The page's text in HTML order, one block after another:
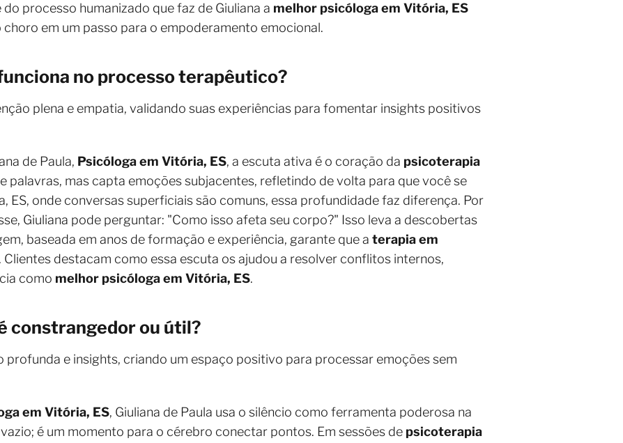
processo humanizado que faz de Giuliana a melhor psicóloga em Vitória, ES
em um passo para o empoderamento emocional.
no processo terapêutico?
plena e empatia, validando suas experiências para fomentar insights positivos
de Paula, Psicóloga em Vitória, ES, a escuta ativa é o coração da psicoterapia
palavras, mas capta emoções subjacentes, refletindo de volta para que você se
ES, onde conversas superficiais são comuns, essa profundidade faz diferença. Por
Giuliana pode perguntar: "Como isso afeta seu corpo?" Isso leva a descobertas
baseada em anos de formação e experiência, garante que a terapia em
Clientes destacam como essa escuta os ajudou a resolver conflitos internos,
como melhor psicóloga em Vitória, ES.
constrangedor ou útil?
profunda e insights, criando um espaço positivo para processar emoções sem
em Vitória, ES, Giuliana de Paula usa o silêncio como ferramenta poderosa na
vazio; é um momento para o cérebro conectar pontos. Em sessões de psicoterapia